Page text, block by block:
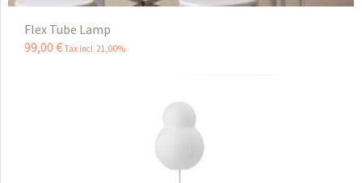
Flex Tube Lamp
99,00 € Tax incl 21,00%